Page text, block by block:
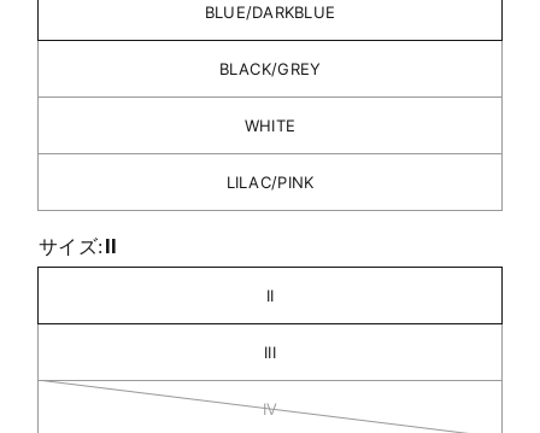
BLUE/DARKBLUE
BLACK/GREY
WHITE
LILAC/PINK
サイズ: II
II
III
IV